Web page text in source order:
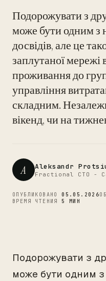
Подорожувати з
може бути одним з
досвідів, але це
заплутаної мережі
проживання до
управління
складним.
вікенд, чи на
A Aleksandr
Fractional CTO -
ОПУБЛИКОВАНО05.05.2026
ВРЕМЯ ЧТЕНИЯ5 МИН
Подорожувати з
може бути одним